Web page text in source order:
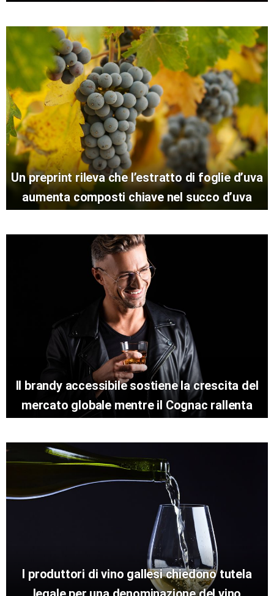
Un preprint rileva che l’estratto di foglie d’uva
aumenta composti chiave nel succo d’uva
Il brandy accessibile sostiene la crescita del
mercato globale mentre il Cognac rallenta
I produttori di vino gallesi chiedono tutela